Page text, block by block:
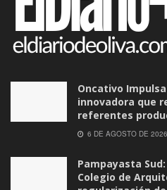
Oncativo
innovadora que
referentes
6 DE AGOSTO DE 2026
Pampayasta
Colegio de